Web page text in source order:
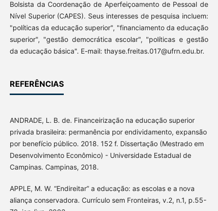
Bolsista da Coordenação de Aperfeiçoamento de Pessoal de
Nível Superior (CAPES). Seus interesses de pesquisa incluem:
"políticas da educação superior", "financiamento da educação
superior", "gestão democrática escolar", "políticas e gestão
da educação básica". E-mail: thayse.freitas.017@ufrn.edu.br.
REFERÊNCIAS
ANDRADE, L. B. de. Financeirização na educação superior
privada brasileira: permanência por endividamento, expansão
por benefício público. 2018. 152 f. Dissertação (Mestrado em
Desenvolvimento Econômico) - Universidade Estadual de
Campinas. Campinas, 2018.
APPLE, M. W. “Endireitar” a educação: as escolas e a nova
aliança conservadora. Currículo sem Fronteiras, v.2, n.1, p.55-